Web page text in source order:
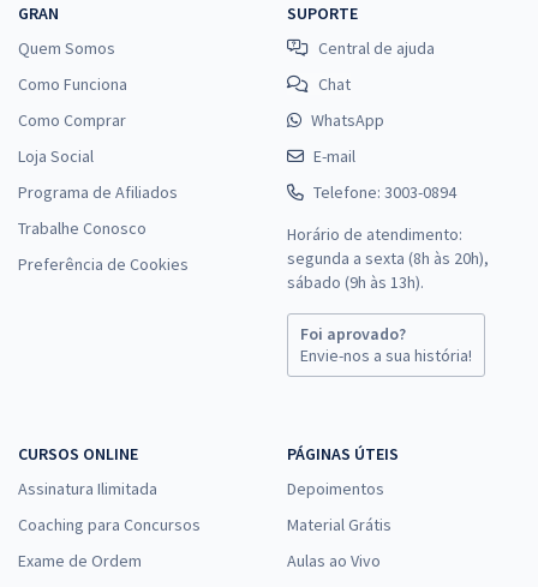
GRAN
Quem Somos
Como Funciona
Como Comprar
Loja Social
Programa de Afiliados
Trabalhe Conosco
Preferência de Cookies
SUPORTE
Central de ajuda
Chat
WhatsApp
E-mail
Telefone: 3003-0894
Horário de atendimento:
segunda a sexta (8h às 20h),
sábado (9h às 13h).
Foi aprovado?
Envie-nos a sua história!
CURSOS ONLINE
Assinatura Ilimitada
Coaching para Concursos
Exame de Ordem
PÁGINAS ÚTEIS
Depoimentos
Material Grátis
Aulas ao Vivo